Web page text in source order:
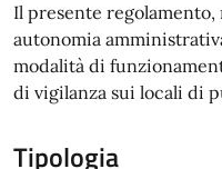
Il presente
autonomia
modalità di
di vigilanza sui locali di
Tipologia